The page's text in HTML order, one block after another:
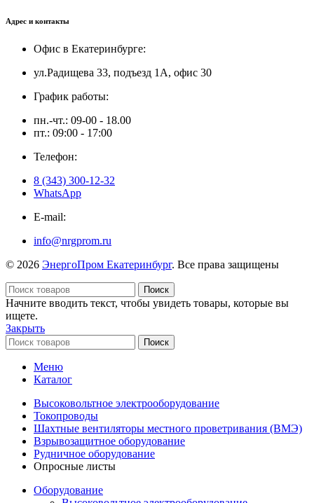
Адрес и контакты
Офис в Екатеринбурге:
ул.Радищева 33, подъезд 1А, офис 30
График работы:
пн.-чт.: 09-00 - 18.00
пт.: 09:00 - 17:00
Телефон:
8 (343) 300-12-32
WhatsApp
E-mail:
info@nrgprom.ru
© 2026 ЭнергоПром Екатеринбург. Все права защищены
Поиск
Начните вводить текст, чтобы увидеть товары, которые вы
ищете.
Закрыть
Поиск
Меню
Каталог
Высоковольтное электрооборудование
Токопроводы
Шахтные вентиляторы местного проветривания (ВМЭ)
Взрывозащитное оборудование
Рудничное оборудование
Опросные листы
Оборудование